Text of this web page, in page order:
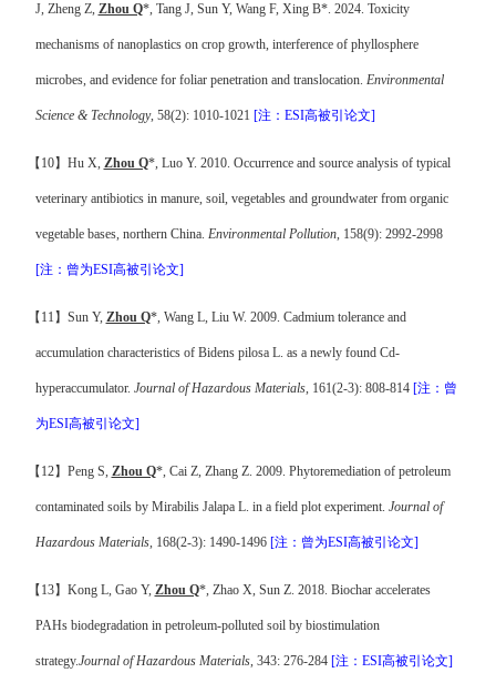
J, Zheng Z, Zhou Q*, Tang J, Sun Y, Wang F, Xing B*. 2024. Toxicity
mechanisms of nanoplastics on crop growth, interference of phyllosphere
microbes, and evidence for foliar penetration and translocation. Environmental
Science & Technology, 58(2): 1010-1021 [注 ： ESI高被引论文]
【 10】 Hu X, Zhou Q*, Luo Y. 2010. Occurrence and source analysis of typical
veterinary antibiotics in manure, soil, vegetables and groundwater from organic
vegetable bases, northern China. Environmental Pollution, 158(9): 2992-2998
[注 ：曾为ESI高被引论文]
【 11 】 Sun Y, Zhou Q*, Wang L, Liu W. 2009. Cadmium tolerance and
accumulation characteristics of Bidens pilosa L. as a newly found Cd-
hyperaccumulator. Journal of Hazardous Materials, 161(2-3): 808-814 [注 ：曾
为ESI高被引论文]
【 12】 Peng S, Zhou Q*, Cai Z, Zhang Z. 2009. Phytoremediation of petroleum
contaminated soils by Mirabilis Jalapa L. in a field plot experiment. Journal of
Hazardous Materials, 168(2-3): 1490-1496 [注 ：曾为ESI高被引论文]
【 13】 Kong L, Gao Y, Zhou Q*, Zhao X, Sun Z. 2018. Biochar accelerates
PAHs biodegradation in petroleum-polluted soil by biostimulation
strategy.Journal of Hazardous Materials, 343: 276-284 [注 ： ESI高被引论文]